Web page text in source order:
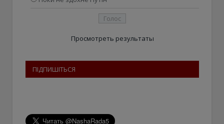
Просмотреть результаты
ПІДПИШІТЬСЯ